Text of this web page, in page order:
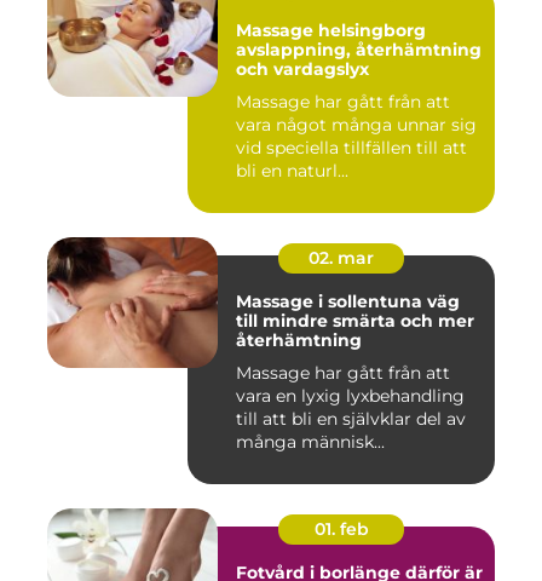
Massage helsingborg
avslappning, återhämtning
och vardagslyx
Massage har gått från att
vara något många unnar sig
vid speciella tillfällen till att
bli en naturl...
02. mar
Massage i sollentuna väg
till mindre smärta och mer
återhämtning
Massage har gått från att
vara en lyxig lyxbehandling
till att bli en självklar del av
många människ...
01. feb
Fotvård i borlänge därför är